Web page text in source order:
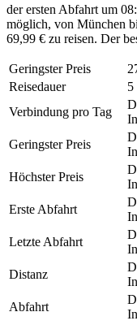
der ersten Abfahrt um
möglich, von München
69,99 € zu reisen. Der
Geringster Preis
Reisedauer
5
Verbindung pro Tag
Geringster Preis
Höchster Preis
Erste Abfahrt
Letzte Abfahrt
Distanz
Abfahrt